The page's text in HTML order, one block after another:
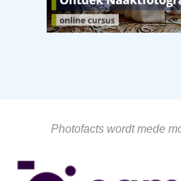
Photofacts wordt mede